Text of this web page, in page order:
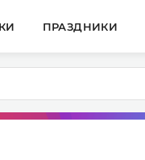
ПРАЗДНИКИ